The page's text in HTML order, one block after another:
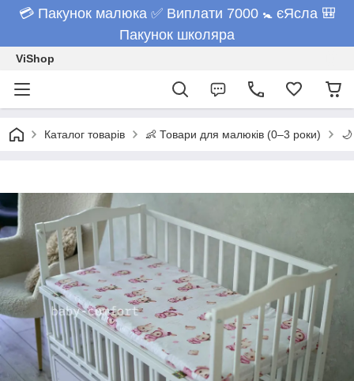
💳 Пакунок малюка ✅ Виплати 7000 🚼 єЯсла 🎒
Пакунок школяра
ViShop
Каталог товарів 👶 Товари для малюків (0–3 роки)